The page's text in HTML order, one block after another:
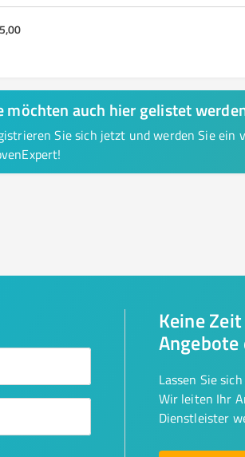
möchten auch hier gelistet
Sie sich jetzt und werden Sie ein
Keine
Angebote
Lassen Sie
Wir leiten Ihr
Dienstleister